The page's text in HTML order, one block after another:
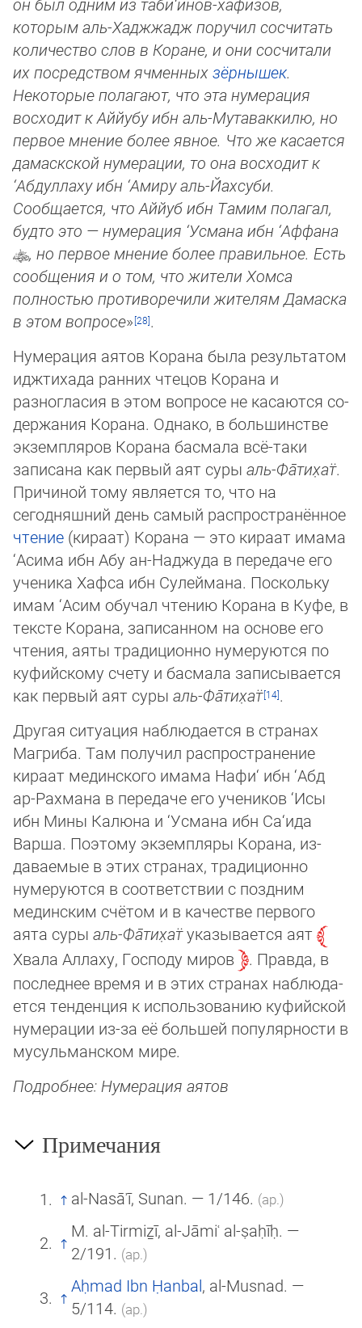
он был одним из таби‘инов-хафизов,
которым аль-Хаджжадж поручил со­счи­тать
количество слов в Коране, и они со­счи­тали
их посредством ячменныхзёрнышек.
Некоторые по­ла­га­ют, что эта ну­ме­ра­ция
восходит к Аййубу ибн аль-Мутаваккилю, но
первое мнение более явное. Что же касается
дамаскской нумерации, то она вос­хо­дит к
‘Абдуллаху ибн ‘Амиру аль-Йахсуби.
Сообщается, что Аййуб ибн Тамим полагал,
будто это — нумерация ‘Ус­ма­на ибн ‘Аф­фа­на
, но первое мнение более правильное. Есть
сообщения и о том, что жители Хомса
полностью противо­ре­чи­ли жи­те­лям Дамаска
в этом вопросе»
.
Нумерация аятов Корана была результатом
иджтихада ранних чтецов Корана и
разногласия в этом вопросе не касаются со­
дер­жания Корана. Однако, в большинстве
экземпляров Корана басмала всё-таки
записана как первый аят суры аль-Фа̄­ти­х̣ат̈.
Причиной тому является то, что на
сегодняшний день самый распространённое
чтение (кираат) Корана — это кираат има­ма
‘Асима ибн Абу ан-Наджуда в передаче его
ученика Хафса ибн Сулеймана. Поскольку
имам ‘Асим обучал чтению Ко­ра­на в Куфе, в
тексте Ко­ра­на, записанном на основе его
чтения, аяты традиционно нумеруются по
куфийскому счету и бас­ма­ла записывается
как первый аят суры аль-Фа̄­ти­х̣ат̈
.
Другая ситуация наблюдается в странах
Магриба. Там получил распространение
кираат мединского имама Нафи‘ ибн ‘Абд
ар-Рахмана в передаче его учеников ‘Исы
ибн Мины Калюна и ‘Усмана ибн Са‘ида
Варша. Поэтому экземпляры Корана, из­
даваемые в этих странах, традиционно
нумеруются в соответствии с поздним
мединским счётом и в качестве первого
аята суры аль-Фа̄­ти­х̣ат̈указывается аят
Хвала Аллаху, Господу миров
. Правда, в
последнее время и в этих странах на­блю­да­
ет­ся тенденция к использованию куфийской
нумерации из-за её большей популярности в
мусульманском мире.
Подробнее: Нумерация аятов
Примечания
al-Nasāʾī, Sunan. — 1/146. (ар.)
M. al-Tirmiẕī, al-Jāmiʿ al-ṣaḥīḥ. —
2/191. (ар.)
Aḥmad Ibn Ḥanbal, al-Musnad. —
5/114. (ар.)